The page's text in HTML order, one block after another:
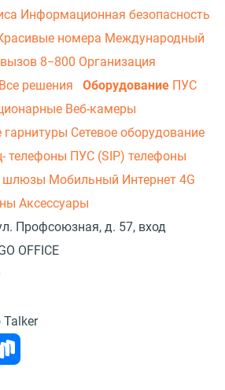
Информационная безопасность
номера Международный
8−800 Организация
Все решения Оборудование ПУС
Веб-камеры
Сетевое оборудование
телефоны ПУС (SIP) телефоны
шлюзы Мобильный Интернет 4G
Аксессуары
Профсоюзная, д. 57, вход
OFFICE